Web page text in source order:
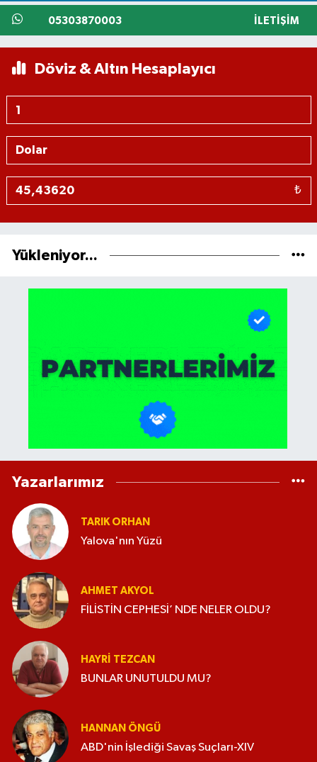
05303870003 İLETIŞIM
Döviz & Altın Hesaplayıcı
₺
Yükleniyor...
Yazarlarımız
TARIK ORHAN
Yalova'nın Yüzü
AHMET AKYOL
FİLİSTİN CEPHESİ’ NDE NELER OLDU?
HAYRI TEZCAN
BUNLAR UNUTULDU MU?
HANNAN ÖNGÜ
ABD'nin İşlediği Savaş Suçları-XIV